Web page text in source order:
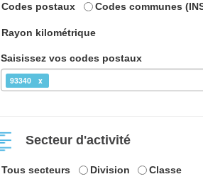
Codes postaux Codes communes
Rayon kilométrique
Saisissez vos codes postaux
93340
Secteur d'activité
Tous secteurs Division Classe